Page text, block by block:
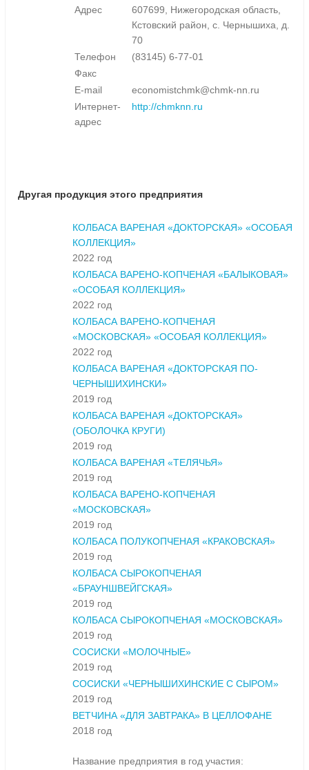
Адрес
607699, Нижегородская область,
Кстовский район, с. Чернышиха, д.
70
Телефон
(83145) 6-77-01
Факс
E-mail
economistchmk@chmk-nn.ru
Интернет-
адрес
http://chmknn.ru
Другая продукция этого предприятия
КОЛБАСА ВАРЕНАЯ «ДОКТОРСКАЯ» «ОСОБАЯ
КОЛЛЕКЦИЯ»
2022 год
КОЛБАСА ВАРЕНО-КОПЧЕНАЯ «БАЛЫКОВАЯ»
«ОСОБАЯ КОЛЛЕКЦИЯ»
2022 год
КОЛБАСА ВАРЕНО-КОПЧЕНАЯ
«МОСКОВСКАЯ» «ОСОБАЯ КОЛЛЕКЦИЯ»
2022 год
КОЛБАСА ВАРЕНАЯ «ДОКТОРСКАЯ ПО-
ЧЕРНЫШИХИНСКИ»
2019 год
КОЛБАСА ВАРЕНАЯ «ДОКТОРСКАЯ»
(ОБОЛОЧКА КРУГИ)
2019 год
КОЛБАСА ВАРЕНАЯ «ТЕЛЯЧЬЯ»
2019 год
КОЛБАСА ВАРЕНО-КОПЧЕНАЯ
«МОСКОВСКАЯ»
2019 год
КОЛБАСА ПОЛУКОПЧЕНАЯ «КРАКОВСКАЯ»
2019 год
КОЛБАСА СЫРОКОПЧЕНАЯ
«БРАУНШВЕЙГСКАЯ»
2019 год
КОЛБАСА СЫРОКОПЧЕНАЯ «МОСКОВСКАЯ»
2019 год
СОСИСКИ «МОЛОЧНЫЕ»
2019 год
СОСИСКИ «ЧЕРНЫШИХИНСКИЕ С СЫРОМ»
2019 год
ВЕТЧИНА «ДЛЯ ЗАВТРАКА» В ЦЕЛЛОФАНЕ
2018 год
Название предприятия в год участия: